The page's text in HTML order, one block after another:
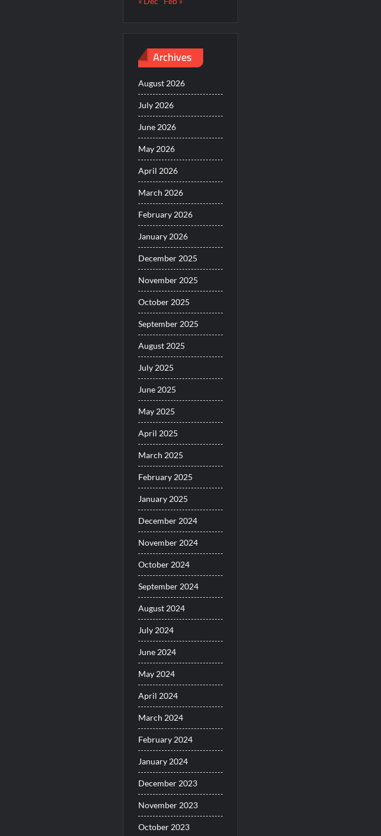
Archives
August 2026
July 2026
June 2026
May 2026
April 2026
March 2026
February 2026
January 2026
December 2025
November 2025
October 2025
September 2025
August 2025
July 2025
June 2025
May 2025
April 2025
March 2025
February 2025
January 2025
December 2024
November 2024
October 2024
September 2024
August 2024
July 2024
June 2024
May 2024
April 2024
March 2024
February 2024
January 2024
December 2023
November 2023
October 2023